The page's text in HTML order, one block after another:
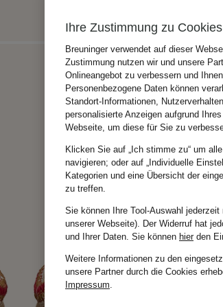
Ihre Zustimmung zu Cookies
Breuninger verwendet auf dieser
Zustimmung nutzen wir und unsere
Onlineangebot zu verbessern und
Personenbezogene Daten können
Standort-Informationen,
personalisierte Anzeigen aufgrund
Webseite, um diese für Sie zu
Klicken Sie auf „Ich stimme zu“ um
navigieren; oder auf „Individuelle
Kategorien und eine Übersicht der
zu treffen.
Sie können Ihre Tool-Auswahl
unserer Webseite). Der Widerruf hat
und Ihrer Daten. Sie können hierden
Weitere Informationen zu den
unsere Partner durch die Cookies
Impressum.